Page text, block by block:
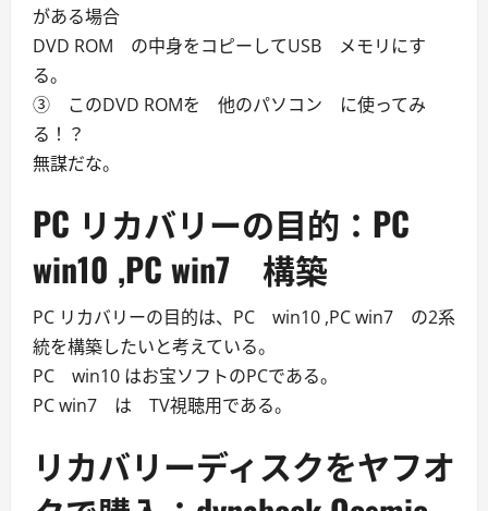
がある場合
DVD ROM の中身をコピーしてUSB メモリにす
る。
③ このDVD ROMを 他のパソコン に使ってみ
る！？
無謀だな。
PC リカバリーの目的：PC
win10 ,PC win7 構築
PC リカバリーの目的は、PC win10 ,PC win7 の2系
統を構築したいと考えている。
PC win10 はお宝ソフトのPCである。
PC win7 は TV視聴用である。
リカバリーディスクをヤフオ